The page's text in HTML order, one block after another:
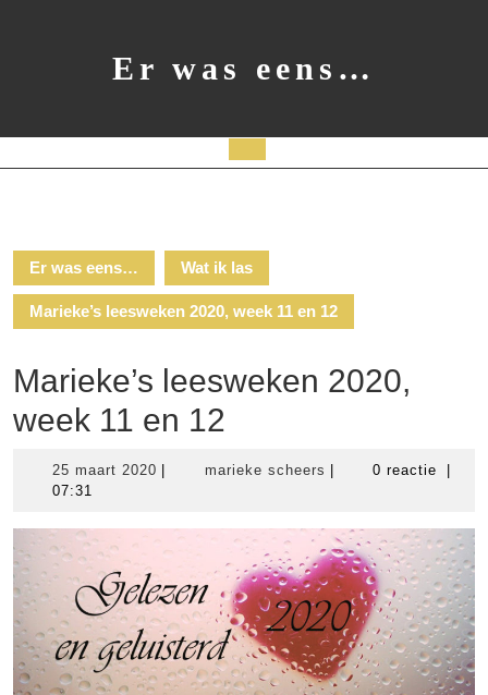
Er was eens…
Er was eens… Wat ik las
Marieke’s leesweken 2020, week 11 en 12
Marieke’s leesweken 2020,
week 11 en 12
25 maart 2020 25
marieke scheers marieke0 reactie
07:31